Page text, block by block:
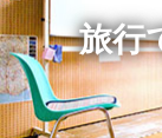
旅行